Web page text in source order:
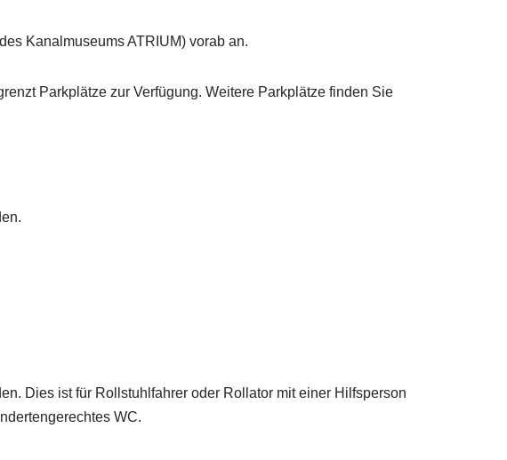
Kanalmuseums ATRIUM) vorab an.
Parkplätze zur Verfügung. Weitere Parkplätze finden Sie
Dies ist für Rollstuhlfahrer oder Rollator mit einer Hilfsperson
WC.